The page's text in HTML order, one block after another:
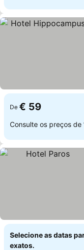
De € 59
Consulte os preços de
Selecione as datas
exatos.